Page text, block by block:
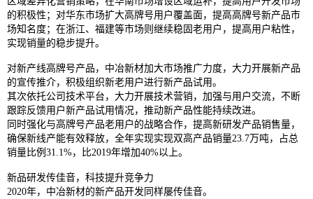
的积极性；对华东市场扩大高牌号用户覆盖面，提高高牌号新产品市
场知名度；在浙江、福建等市场则继续稳固老用户，提高用户粘性，
实现销量的稳步提升。
对新产线高牌号产品，中冶新材加大市场推广力度，大力开展新产品
的宣传推介，积极组织新老用户进行新产品试用。
其次依托公司技术平台，大力开展技术营销，加强与用户交流，不断
跟踪反馈用户新产品试用情况，推动新产品性能持续改进。
同时强化与高牌号产品老用户的战略合作，提高新研发产品销售量，
确保新线产能有效释放，全年实现实现双高产品销量23.7万吨，占总
销量比例31.1%，比2019年增加40%以上。
新品研发传佳音，科技提升竞争力
2020年，中冶新材的新产品开发同样屡传佳音。